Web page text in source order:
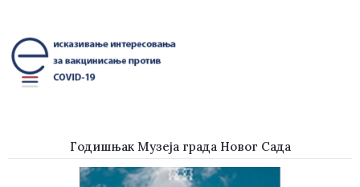
Годишњак Музеја града Новог Сада